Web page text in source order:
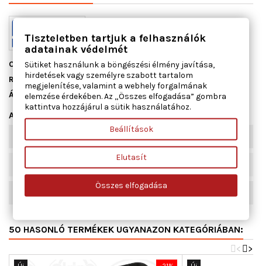
Cikkszám11163800
Raktáron10 db
Állapot Új
Adatlap
8,3
50 HASONLÓ TERMÉKEK UGYANAZON KATEGÓRIÁBAN:
>
<
Tiszteletben tartjuk a felhasználók
adatainak védelmét
Sütiket használunk a böngészési élmény javítása,
hirdetések vagy személyre szabott tartalom
megjelenítése, valamint a webhely forgalmának
elemzése érdekében. Az „Összes elfogadása” gombra
kattintva hozzájárul a sütik használatához.
Beállítások
Elutasít
Összes elfogadása